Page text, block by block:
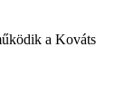
a Kováts